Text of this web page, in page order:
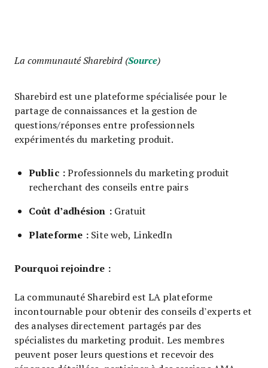
La communauté Sharebird (Source)
Sharebird est une plateforme spécialisée pour le
partage de connaissances et la gestion de
questions/réponses entre professionnels
expérimentés du marketing produit.
Public :Professionnels du marketing produit
recherchant des conseils entre pairs
Coût d’adhésion :Gratuit
Plateforme : Site web, LinkedIn
Pourquoi rejoindre :
La communauté Sharebird est LA plateforme
incontournable pour obtenir des conseils d’experts et
des analyses directement partagés par des
spécialistes du marketing produit. Les membres
peuvent poser leurs questions et recevoir des